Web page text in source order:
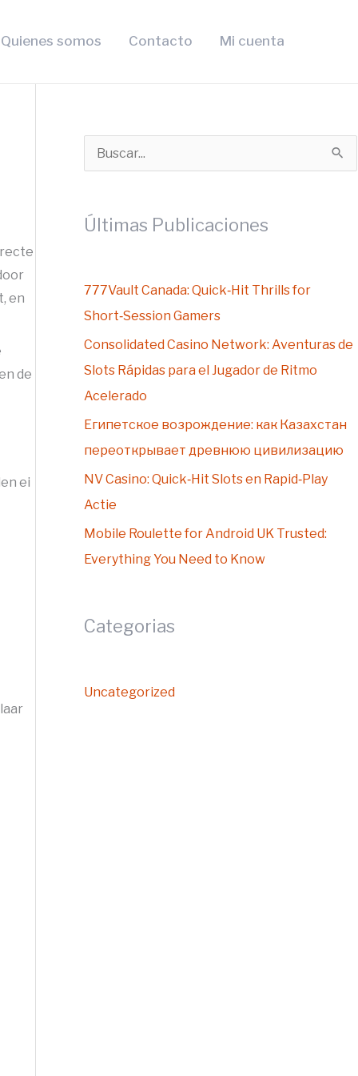
Quienes somos Contacto Mi cuenta
en
de
ei
c
r
p
o
r
Últimas Publicaciones
777Vault Canada: Quick‑Hit Thrills for
Short‑Session Gamers
Consolidated Casino Network: Aventuras de
Slots Rápidas para el Jugador de Ritmo
Acelerado
Египетское возрождение: как Казахстан
переоткрывает древнюю цивилизацию
NV Casino: Quick‑Hit Slots en Rapid‑Play
Actie
Mobile Roulette for Android UK Trusted:
Everything You Need to Know
Categorias
Uncategorized